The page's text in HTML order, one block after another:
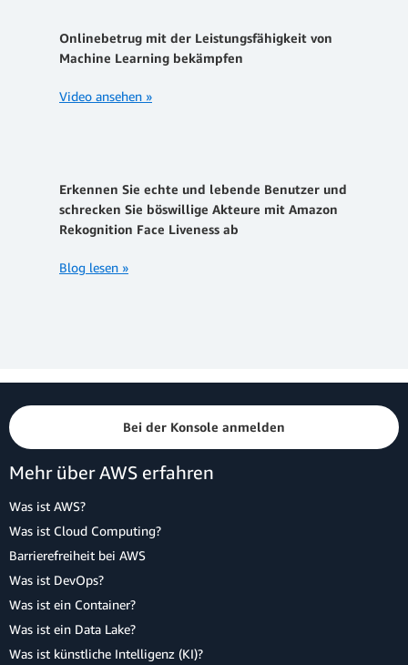
Onlinebetrug mit der Leistungsfähigkeit von
Machine Learning bekämpfen
Video ansehen »
Erkennen Sie echte und lebende Benutzer und
schrecken Sie böswillige Akteure mit Amazon
Rekognition Face Liveness ab
Blog lesen »
Bei der Konsole anmelden
Mehr über AWS erfahren
Was ist AWS?
Was ist Cloud Computing?
Barrierefreiheit bei AWS
Was ist DevOps?
Was ist ein Container?
Was ist ein Data Lake?
Was ist künstliche Intelligenz (KI)?